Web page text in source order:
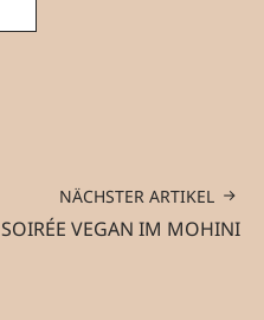
NÄCHSTER ARTIKEL
SOIRÉE VEGAN IM MOHINI